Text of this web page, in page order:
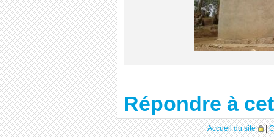
Répondre à
Accueil du site |